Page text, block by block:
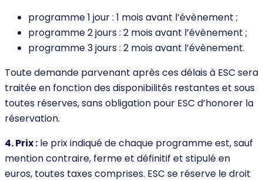
programme 1 jour : 1 mois avant l’évènement ;
programme 2 jours : 2 mois avant l’évènement ;
programme 3 jours : 2 mois avant l’évènement.
Toute demande parvenant après ces délais à ESC sera
traitée en fonction des disponibilités restantes et sous
toutes réserves, sans obligation pour ESC d’honorer la
réservation.
4. Prix : le prix indiqué de chaque programme est, sauf
mention contraire, ferme et définitif et stipulé en
euros, toutes taxes comprises. ESC se réserve le droit